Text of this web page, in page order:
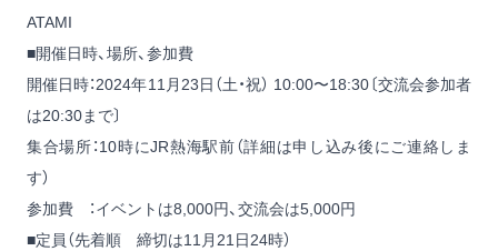
ATAMI
■開催日時、場所、参加費
開催日時：2024年11月23日（土・祝） 10:00〜18:30〔交流会参加者
は20:30まで〕
集合場所：10時にJR熱海駅前（詳細は申し込み後にご連絡しま
す）
参加費 ：イベントは8,000円、交流会は5,000円
■定員（先着順 締切は11月21日24時）